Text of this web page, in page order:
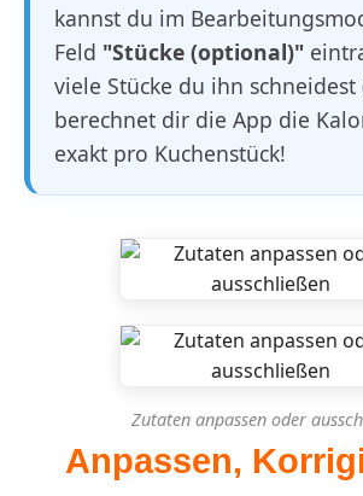
kannst du im
Feld "Stücke (optional)"
viele Stücke du ihn schneidest
berechnet dir die App die
exakt pro Kuchenstück!
Zutaten anpassen oder
Anpassen,